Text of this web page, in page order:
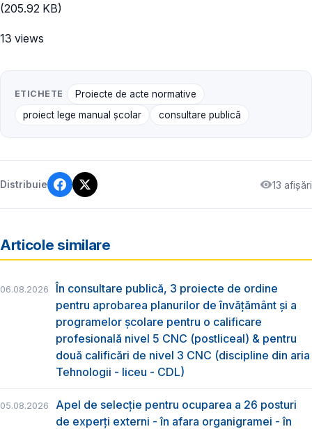
(205.92 KB)
13 views
ETICHETE
Proiecte de acte normative
proiect lege manual școlar
consultare publică
Distribuie 13 afișări
Articole similare
06.08.2026
În consultare publică, 3 proiecte de ordine
pentru aprobarea planurilor de învățământ și a
programelor școlare pentru o calificare
profesională nivel 5 CNC (postliceal) & pentru
două calificări de nivel 3 CNC (discipline din aria
Tehnologii - liceu - CDL)
05.08.2026
Apel de selecție pentru ocuparea a 26 posturi
de experți externi - în afara organigramei - în